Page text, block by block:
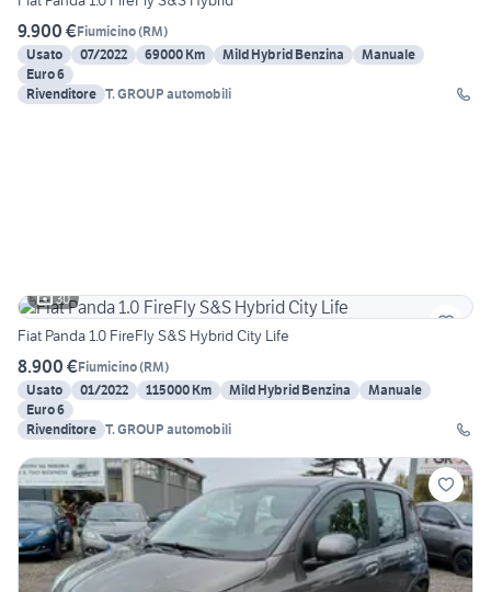
9.900 €Fiumicino(RM)
Usato
07/2022 69000 Km Mild Hybrid Benzina
Manuale
Euro 6
Rivenditore T. GROUP automobili
30
Fiat Panda 1.0 FireFly S&S Hybrid City Life
8.900 €Fiumicino(RM)
Usato
01/2022 115000 Km Mild Hybrid Benzina
Manuale
Euro 6
Rivenditore T. GROUP automobili